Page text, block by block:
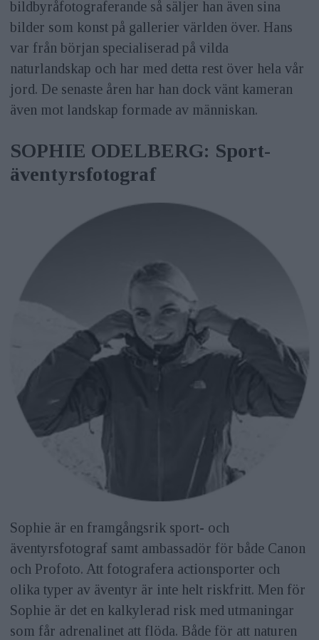
bildbyråfotograferande så säljer han även sina
bilder som konst på gallerier världen över. Hans
var från början specialiserad på vilda
naturlandskap och har med detta rest över hela vår
jord. De senaste åren har han dock vänt kameran
även mot landskap formade av människan.
SOPHIE ODELBERG: Sport-
äventyrsfotograf
Sophie är en framgångsrik sport- och
äventyrsfotograf samt ambassadör för både Canon
och Profoto. Att fotografera actionsporter och
olika typer av äventyr är inte helt riskfritt. Men för
Sophie är det en kalkylerad risk med utmaningar
som får adrenalinet att flöda. Både för att naturen